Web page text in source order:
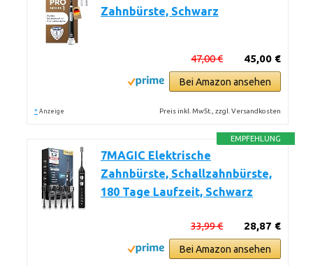
Zahnbürste, Schwarz
45,00 €
47,00 €
Bei Amazon ansehen
* Anzeige Preis inkl. MwSt., zzgl. Versandkosten
EMPFEHLUNG
7MAGIC Elektrische
Zahnbürste, Schallzahnbürste,
180 Tage Laufzeit, Schwarz
28,87 €
33,99 €
Bei Amazon ansehen